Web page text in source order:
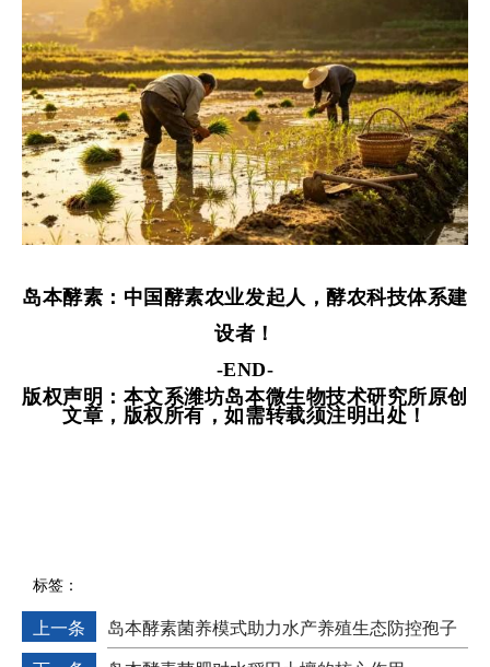
岛本酵素：中国酵素农业发起人，酵农科技体系建
设者！
-END-
版权声明：本文系潍坊岛本微生物技术研究所原创
文章，版权所有，如需转载须注明出处！
标签：
上一条
岛本酵素菌养模式助力水产养殖生态防控孢子